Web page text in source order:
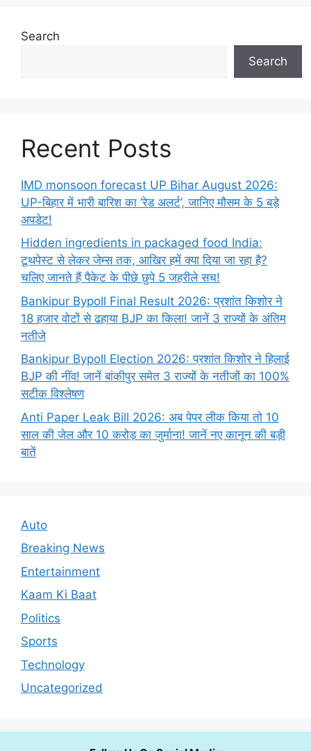
Search
Search
Recent Posts
IMD monsoon forecast UP Bihar August 2026:
UP-बिहार में भारी बारिश का ‘रेड अलर्ट’, जानिए मौसम के 5 बड़े
अपडेट!
Hidden ingredients in packaged food India:
टूथपेस्ट से लेकर जेम्स तक, आखिर हमें क्या दिया जा रहा है?
चलिए जानते हैं पैकेट के पीछे छुपे 5 जहरीले सच!
Bankipur Bypoll Final Result 2026: प्रशांत किशोर ने
18 हजार वोटों से ढहाया BJP का किला! जानें 3 राज्यों के अंतिम
नतीजे
Bankipur Bypoll Election 2026: प्रशांत किशोर ने हिलाई
BJP की नींव! जानें बांकीपुर समेत 3 राज्यों के नतीजों का 100%
सटीक विश्लेषण
Anti Paper Leak Bill 2026: अब पेपर लीक किया तो 10
साल की जेल और 10 करोड़ का जुर्माना! जानें नए कानून की बड़ी
बातें
Auto
Breaking News
Entertainment
Kaam Ki Baat
Politics
Sports
Technology
Uncategorized